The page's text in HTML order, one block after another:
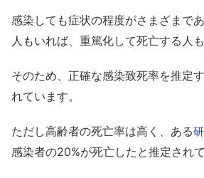
感染しても症状の程度がさまざまで
人もいれば、重篤化して死亡する人も
そのため、正確な感染致死率を推定
れています。
ただし高齢者の死亡率は高く、ある
感染者の20%が死亡したと推定されて